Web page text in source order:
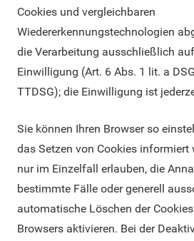
Cookies und vergleichbaren
Wiedererkennungstechnologien
die Verarbeitung ausschließlich
Einwilligung (Art. 6 Abs. 1 lit. a
TTDSG); die Einwilligung ist
Sie können Ihren Browser so
das Setzen von Cookies informiert
nur im Einzelfall erlauben, die
bestimmte Fälle oder generell
automatische Löschen der
Browsers aktivieren. Bei der